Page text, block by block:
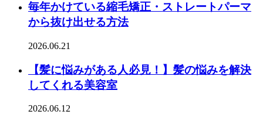
毎年かけている縮毛矯正・ストレートパーマ
から抜け出せる方法
2026.06.21
【髪に悩みがある人必見！】髪の悩みを解決
してくれる美容室
2026.06.12